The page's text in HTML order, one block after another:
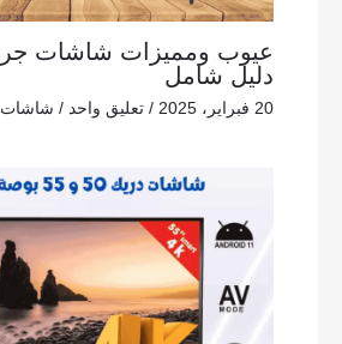
دليل شامل
20 فبراير، 2025 /تعليق واحد / شاشات